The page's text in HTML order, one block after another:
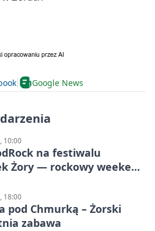
Google News
10:00
na festiwalu
Żory — rockowy weekend
18:00
pod Chmurką – Żorski
zabawa